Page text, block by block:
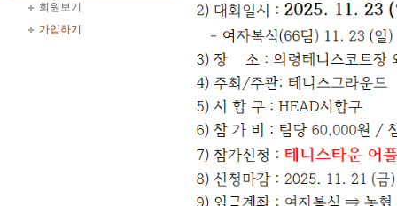
회원보기
가입하기